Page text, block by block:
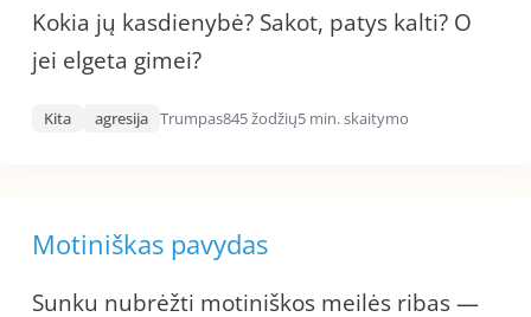
Kokia jų kasdienybė? Sakot, patys kalti? O
jei elgeta gimei?
Kita agresija Trumpas845 žodžių5 min. skaitymo
Motiniškas pavydas
Sunku nubrėžti motiniškos meilės ribas —